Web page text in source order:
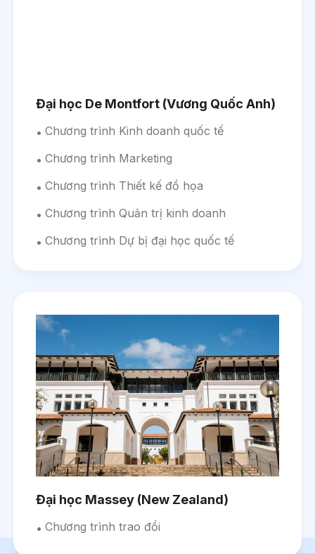
Đại học De Montfort (Vương Quốc Anh)
Chương trình Kinh doanh quốc tế
Chương trình Marketing
Chương trình Thiết kế đồ họa
Chương trình Quản trị kinh doanh
Chương trình Dự bị đại học quốc tế
Đại học Massey (New Zealand)
Chương trình trao đổi